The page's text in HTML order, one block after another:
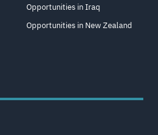
Opportunities in Iraq
Opportunities in New Zealand